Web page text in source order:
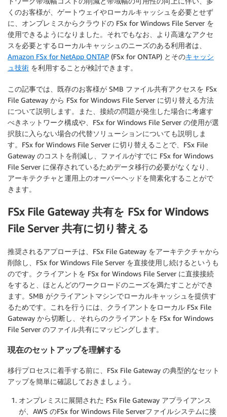
くのお客様が、ゲートウェイやローカルキャッシュを必要とせず
に、オンプレミスからクラウドの FSx for Windows File Server を
使用できるようになりました。それでもなお、より高速なアクセ
スを必要とするローカルキャッシュのニーズのある利用者は、
Amazon FSx for NetApp ONTAP (FSx for ONTAP) とそのキャッシ
ュ技術 を利用することが検討できます。
この記事では、既存のお客様が SMB ファイル共有アクセスを FSx
File Gateway から FSx for Windows File Server に切り替える方法
について説明します。また、接続の問題が発生した場合に考慮す
べきネットワーク構成や、FSx for Windows File Server の使用が選
択肢に入らない場合の代替ソリューションについても説明しま
す。FSx for Windows File Server に切り替えることで、FSx File
Gateway のコストを削減し、ファイルがすでに FSx for Windows
File Server に保存されているためデータ移行の必要がなくなり、
アーキテクチャと運用上のオーバーヘッドを簡素化することがで
きます。
FSx File Gateway 共有を FSx for Windows
File Server 共有に切り替える
推奨されるアプローチは、FSx File Gateway をアーキテクチャから
削除し、FSx for Windows File Server を直接使用し続けるというも
のです。クライアントを FSx for Windows File Server に直接接続
をすると、ほとんどのワークロードのニーズを満たすことができ
ます。SMB がクライアントマシンでローカルキャッシュを提供す
るためです。これを行うには、クライアントをローカル FSx File
Gateway から切断し、それらのクライアントを FSx for Windows
File Server のファイル共有にマッピングします。
現在のセットアップを理解する
移行プロセスに着手する前に、FSx File Gateway の典型的なセット
アップを簡単に確認しておきましょう。
オンプレミスに展開された FSx File Gateway アプライアンス
が、AWS のFSx for Windows File Serverファイルシステムに接